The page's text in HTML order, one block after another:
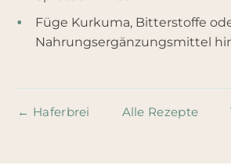
•
Füge Kurkuma, Bitterstoffe
Nahrungsergänzungsmittel
← Haferbrei Alle Rezepte